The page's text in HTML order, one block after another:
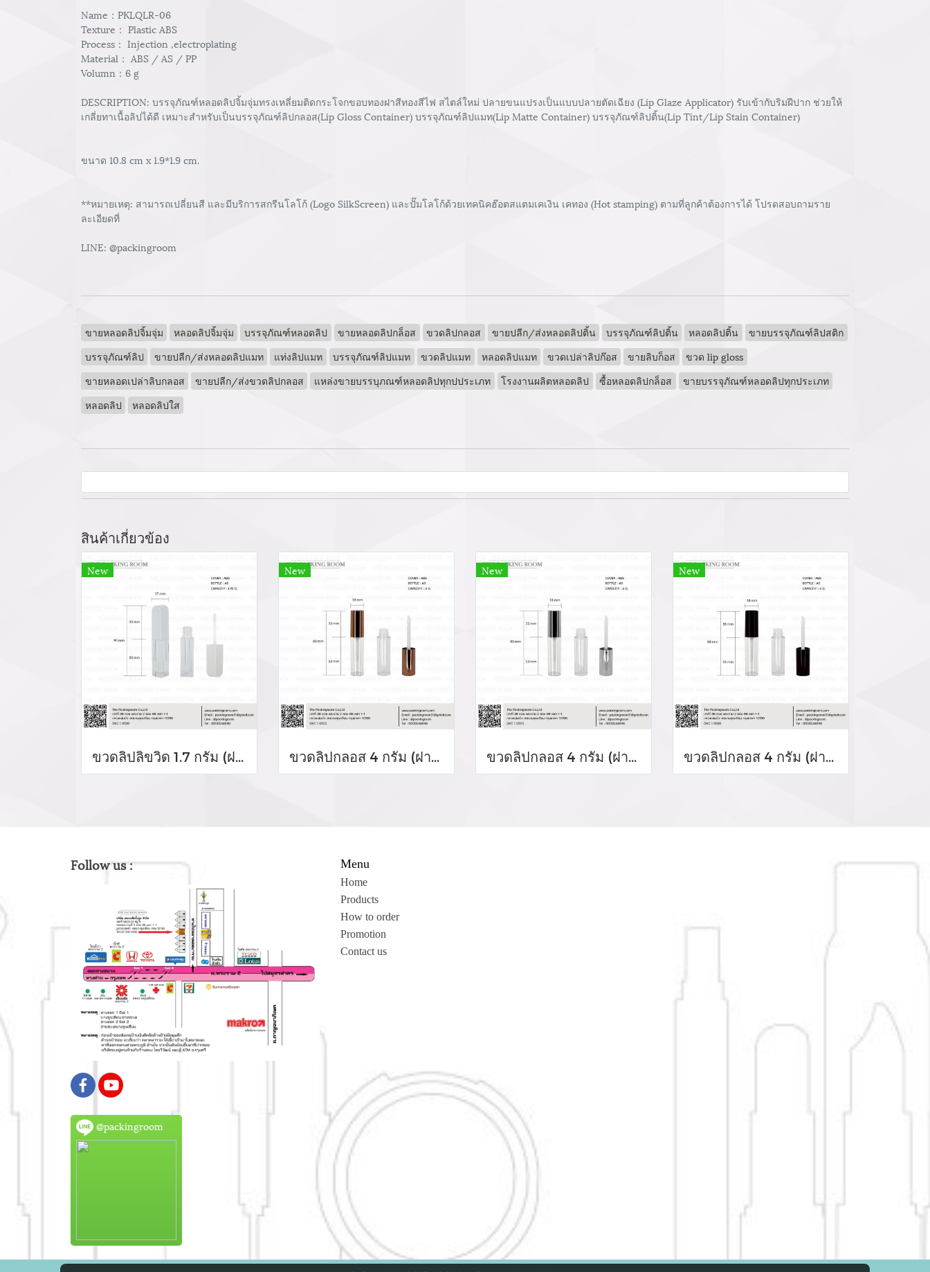
Name：PKLQLR-06
Texture： Plastic ABS
Process： Injection ,electroplating
Material： ABS / AS / PP
Volumn：6 g
DESCRIPTION: บรรจุภัณฑ์หลอดลิปจิ้มจุ่มทรงเหลี่ยมติดกระโจกขอบทองฝาสีทองสีไฟ สไตล์ใหม่ ปลายขนแปรงเป็นแบบปลายตัดเฉียง (Lip Glaze Applicator) รับเข้ากับริมฝีปาก ช่วยให้
เกลี่ยทาเนื้อลิปได้ดี เหมาะสำหรับเป็นบรรจุภัณฑ์ลิปกลอส(Lip Gloss Container) บรรจุภัณฑ์ลิปแมท(Lip Matte Container) บรรจุภัณฑ์ลิปติ้น(Lip Tint/Lip Stain Container)
ขนาด 10.8 cm x 1.9*1.9 cm.
**หมายเหตุ: สามารถเปลี่ยนสี และมีบริการสกรีนโลโก้ (Logo SilkScreen) และปั๊มโลโก้ด้วยเทคนิคฮ๊อตสแตมเคเงิน เคทอง (Hot stamping) ตามที่ลูกค้าต้องการได้ โปรดสอบถามราย
ละเอียดที่
LINE: @packingroom
ขายหลอดลิปจิ้มจุ่ม หลอดลิปจิ้มจุ่ม บรรจุภัณฑ์หลอดลิป ขายหลอดลิปกล็อส ขวดลิปกลอส ขายปลีก/ส่งหลอดลิปติ้น บรรจุภัณฑ์ลิปติ้น หลอดลิปติ้น
ขายบรรจุภัณฑ์ลิปสติก
บรรจุภัณฑ์ลิป
ขายปลีก/ส่งหลอดลิปแมท แท่งลิปแมท บรรจุภัณฑ์ลิปแมท ขวดลิปแมท หลอดลิปแมท ขวดเปล่าลิปก๊อส ขายลิบก็อส
ขวด lip gloss
ขายหลอดเปล่าลิบกลอส
ขายปลีก/ส่งขวดลิปกลอส แหล่งขายบรรบุภณฑ์หลอดลิปทุกปประเภท โรงงานผลิตหลอดลิป ซื้อหลอดลิปกล็อส
ขายบรรจุภัณฑ์หลอดลิปทุกประเภท
หลอดลิป
หลอดลิปใส
สินค้าเกี่ยวข้อง
New
ขวดลิปลิขวิด 1.7 กรัม (ฝาสีขาว)
New
ขวดลิปกลอส 4 กรัม (ฝาสีโรสโกล์ด)
New
ขวดลิปกลอส 4 กรัม (ฝาสีเงิน)
New
ขวดลิปกลอส 4 กรัม (ฝาสีดำเงา)
Follow us :
@packingroom
Menu
Home
Products
How to order
Promotion
Contact us